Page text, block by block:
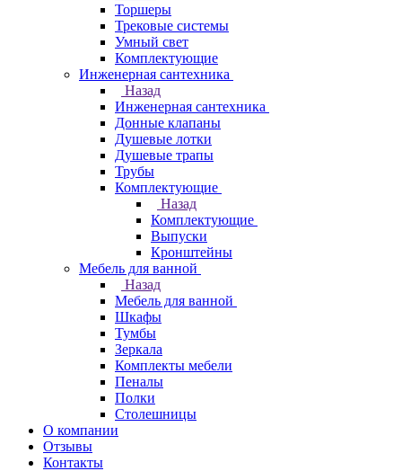
Торшеры
Трековые системы
Умный свет
Комплектующие
Инженерная сантехника
Назад
Инженерная сантехника
Донные клапаны
Душевые лотки
Душевые трапы
Трубы
Комплектующие
Назад
Комплектующие
Выпуски
Кронштейны
Мебель для ванной
Назад
Мебель для ванной
Шкафы
Тумбы
Зеркала
Комплекты мебели
Пеналы
Полки
Столешницы
О компании
Отзывы
Контакты